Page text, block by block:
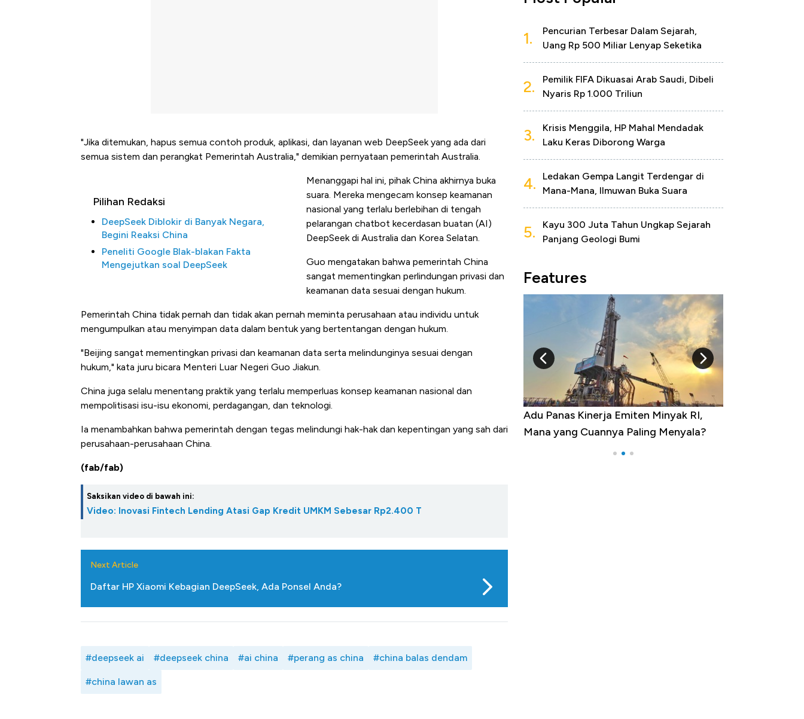
"Jika ditemukan, hapus semua contoh produk, aplikasi, dan layanan web DeepSeek yang ada dari
semua sistem dan perangkat Pemerintah Australia," demikian pernyataan pemerintah Australia.
Pilihan Redaksi
DeepSeek Diblokir di Banyak Negara,
Begini Reaksi China
Peneliti Google Blak-blakan Fakta
Mengejutkan soal DeepSeek
Menanggapi hal ini, pihak China akhirnya buka
suara. Mereka mengecam konsep keamanan
nasional yang terlalu berlebihan di tengah
pelarangan chatbot kecerdasan buatan (AI)
DeepSeek di Australia dan Korea Selatan.
Guo mengatakan bahwa pemerintah China
sangat mementingkan perlindungan privasi dan
keamanan data sesuai dengan hukum.
Pemerintah China tidak pernah dan tidak akan pernah meminta perusahaan atau individu untuk
mengumpulkan atau menyimpan data dalam bentuk yang bertentangan dengan hukum.
"Beijing sangat mementingkan privasi dan keamanan data serta melindunginya sesuai dengan
hukum," kata juru bicara Menteri Luar Negeri Guo Jiakun.
China juga selalu menentang praktik yang terlalu memperluas konsep keamanan nasional dan
mempolitisasi isu-isu ekonomi, perdagangan, dan teknologi.
Ia menambahkan bahwa pemerintah dengan tegas melindungi hak-hak dan kepentingan yang sah dari
perusahaan-perusahaan China.
(fab/fab)
Saksikan video di bawah ini:
Video: Inovasi Fintech Lending Atasi Gap Kredit UMKM Sebesar Rp2.400 T
Next Article
Daftar HP Xiaomi Kebagian DeepSeek, Ada Ponsel Anda?
#deepseek ai #deepseek china #ai china #perang as china #china balas dendam
#china lawan as
1.
Pencurian Terbesar Dalam Sejarah,
Uang Rp 500 Miliar Lenyap Seketika
2.
Pemilik FIFA Dikuasai Arab Saudi, Dibeli
Nyaris Rp 1.000 Triliun
3.
Krisis Menggila, HP Mahal Mendadak
Laku Keras Diborong Warga
4.
Ledakan Gempa Langit Terdengar di
Mana-Mana, Ilmuwan Buka Suara
5.
Kayu 300 Juta Tahun Ungkap Sejarah
Panjang Geologi Bumi
Features
Tembaga Terbang ke Zona Berbahaya
Adu Panas Kinerja Emiten Minyak RI,
Mana yang Cuannya Paling Menyala?
Ini Kekuatan Uang
Langit Dunia,